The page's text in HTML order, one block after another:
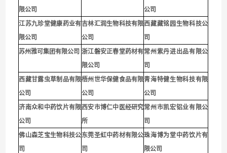
限公司
公司
江苏九珍堂健康药业有
限公司
吉林汇润生物科技有限
公司
西藏藏铭园生物科技公
司
苏州雅可集团有限公司 浙江磐安正春堂药材有
限公司
常州紫丹进出品有限公
司
西藏甘露虫草制品有限
公司
梧州世华保健食品有限
公司
青海特健生物科技有限
公司
济南众和中药饮片有限
公司
西安市博仁中医经研究
所
常州市凯宏铝业有限公
司
佛山森芝宝生物科技公
司
东莞圣虹中药材有限公
司
珠海博为堂中药饮片有
限公司